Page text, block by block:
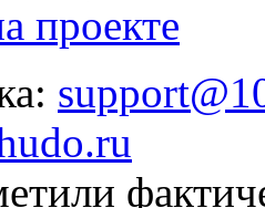
проекте